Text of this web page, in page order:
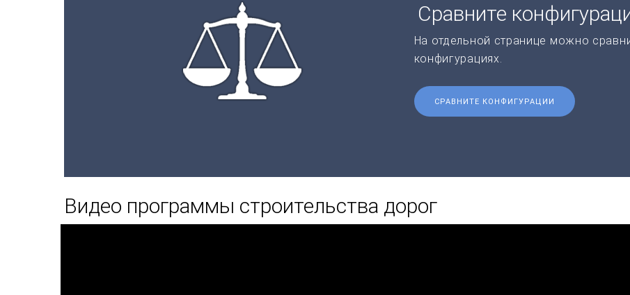
Сравните
На отдельной странице можно
конфигурациях.
СРАВНИТЕ КОНФИГУРАЦИИ
Видео программы строительства дорог